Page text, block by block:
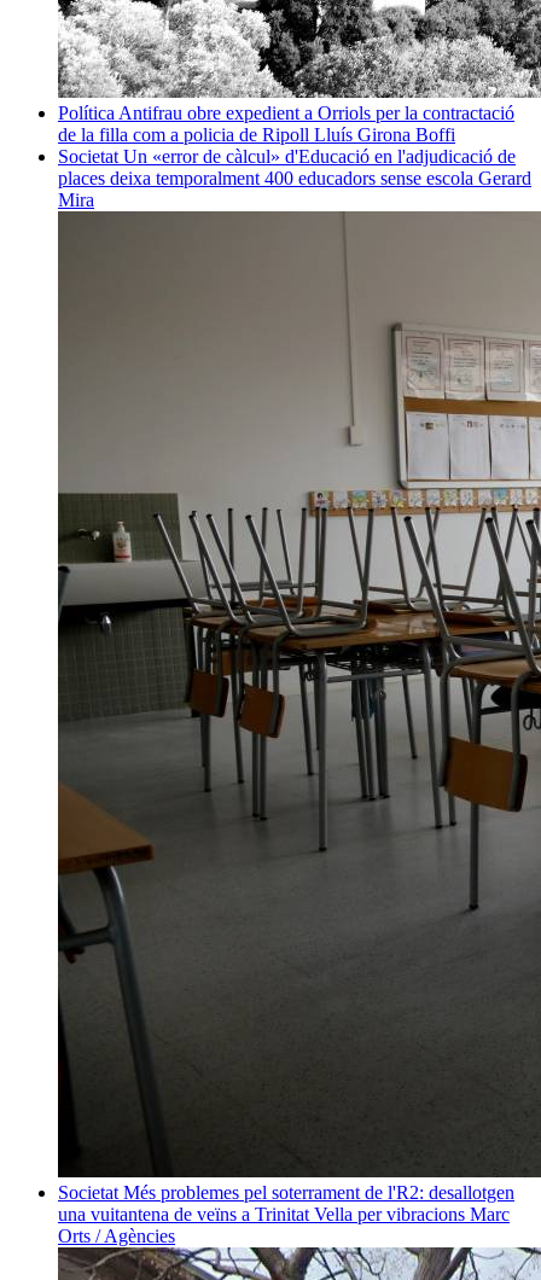
Política Antifrau obre expedient a Orriols per la contractació
de la filla com a policia de Ripoll Lluís Girona Boffi
Societat Un «error de càlcul» d'Educació en l'adjudicació de
places deixa temporalment 400 educadors sense escola Gerard
Mira
Societat Més problemes pel soterrament de l'R2: desallotgen
una vuitantena de veïns a Trinitat Vella per vibracions Marc
Orts / Agències